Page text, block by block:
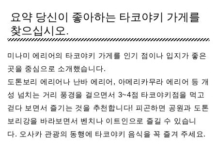
요약 당신이 좋아하는 타코야키 가게를
찾으십시오.
미나미 에리어의 타코야키 가게를 인기 점이나 입지가 좋은
곳을 중심으로 소개했습니다.
도톤보리 에리어나 난바 에리어, 아메리카무라 에리어 등 개
성 넘치는 거리 풍경을 걸으면서 3~4점 타코야키점을 먹고
걷다 보면서 즐기는 것을 추천합니다! 피곤하면 공원과 도톤
보리강을 바라보면서 벤치나 이트인으로 즐길 수 있습니
다. 오사카 관광의 동행에 타코야키 음식을 꼭 즐겨 주세요.